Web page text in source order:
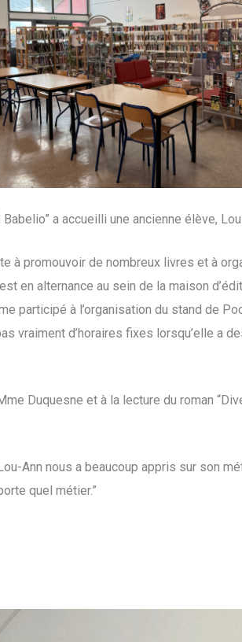
a accueilli une ancienne élève,
à promouvoir de nombreux livres et à
en alternance au sein de la maison
participé à l’organisation du stand de
vraiment d’horaires fixes lorsqu’elle a
Duquesne et à la lecture du roman
Ann nous a beaucoup appris sur son
quel métier.”